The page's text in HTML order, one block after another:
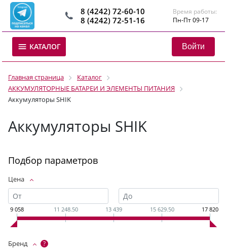
8 (4242) 72-60-10
8 (4242) 72-51-16
Время работы:
Пн-Пт 09-17
КАТАЛОГ Войти
Главная страница
Каталог
АККУМУЛЯТОРНЫЕ БАТАРЕИ И ЭЛЕМЕНТЫ ПИТАНИЯ
Аккумуляторы SHIK
Аккумуляторы SHIK
Подбор параметров
Цена
9 058 11 248.50 13 439 15 629.50 17 820
Бренд ?